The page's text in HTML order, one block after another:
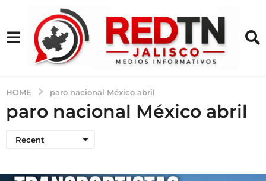
HOME paro nacional México abril
paro nacional México abril
Recent